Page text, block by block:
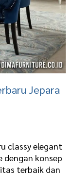
Jepara
classy elegant
konsep
terbaik dan